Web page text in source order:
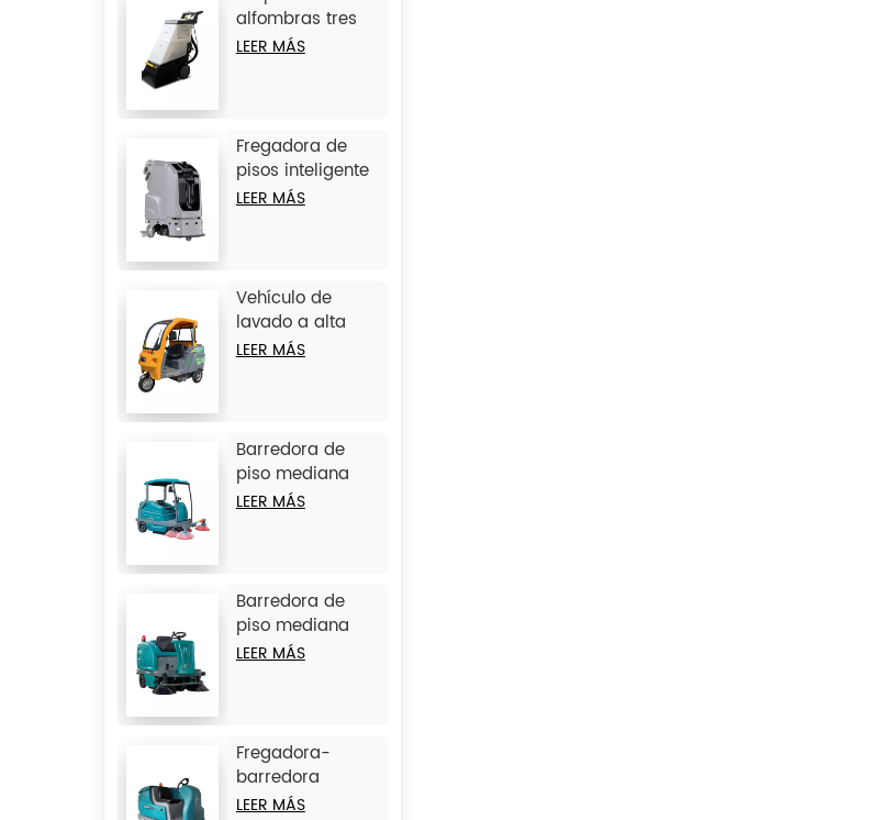
alfombras tres
en uno JIECHI
LEER MÁS
Fregadora de
pisos inteligente
sin conductor
LEER MÁS
Vehículo de
lavado a alta
presión de 3
LEER MÁS
Barredora de
piso mediana
con operador a
LEER MÁS
Barredora de
piso mediana
con operador a
LEER MÁS
Fregadora-
barredora
combinada de
LEER MÁS